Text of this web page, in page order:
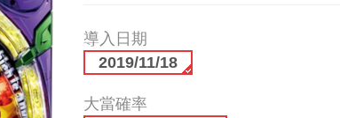
導入日期
2019/11/18
大當確率